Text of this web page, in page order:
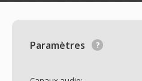
Paramètres